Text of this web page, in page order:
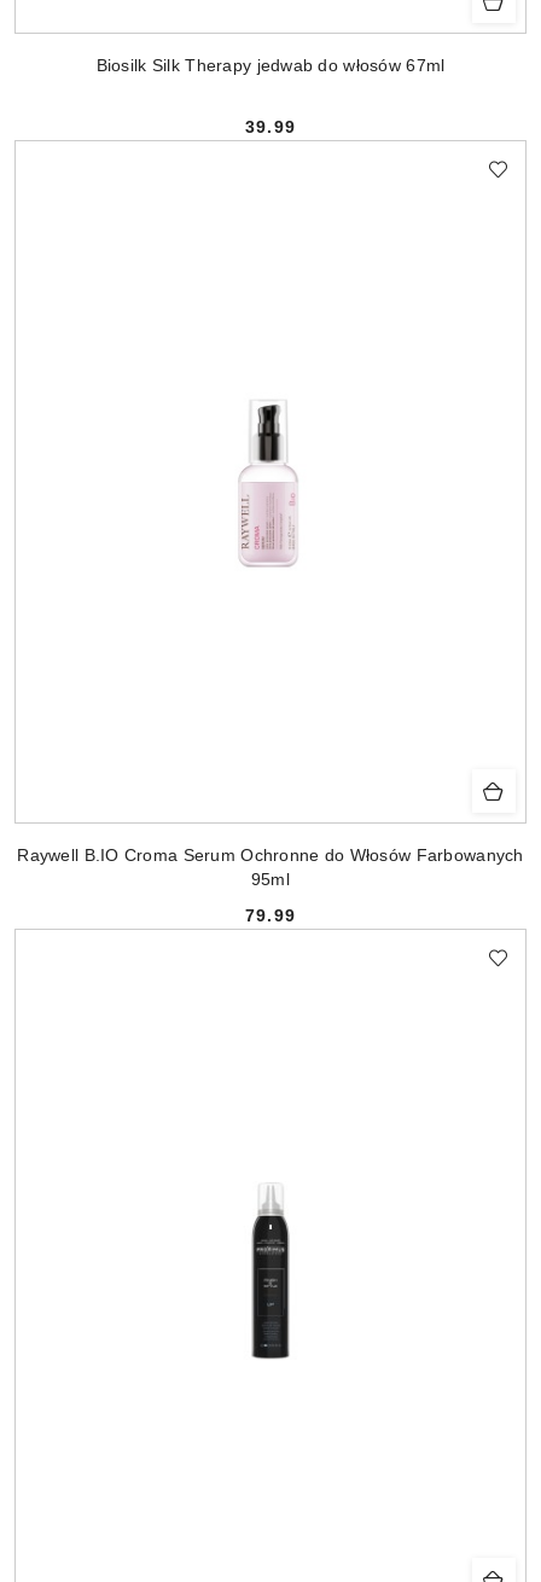
Biosilk Silk Therapy jedwab do włosów 67ml
Cena:
39.99
Raywell B.IO Croma Serum Ochronne do Włosów Farbowanych
95ml
Cena:
79.99